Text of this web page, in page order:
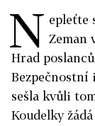
N epleťte
Zeman
Hrad
Bezpečnostní
sešla kvůli
Koudelky